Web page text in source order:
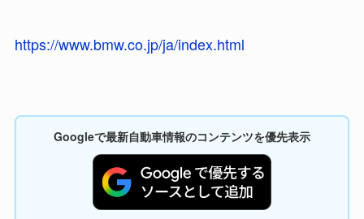
https://www.bmw.co.jp/ja/index.html
Googleで最新自動車情報のコンテンツを優先表示